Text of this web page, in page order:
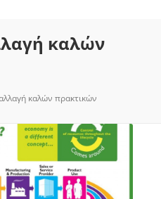
καλών
καλών πρακτικών